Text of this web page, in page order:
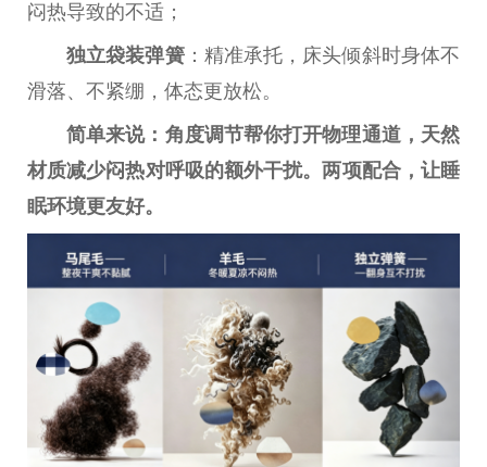
闷热导致的不适；
独立袋装弹簧：精准承托，床头倾斜时身体不
滑落、不紧绷，体态更放松。
简单来说：角度调节帮你打开物理通道，天然
材质减少闷热对呼吸的额外干扰。两项配合，让睡
眠环境更友好。